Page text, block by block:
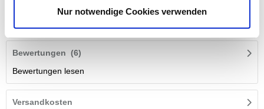
Nur notwendige Cookies verwendencm Durchmesser sorgt für eine gleichmäßige Wärmeverteilung.
Bewertungen (6)
Bewertungen lesen
Versandkosten